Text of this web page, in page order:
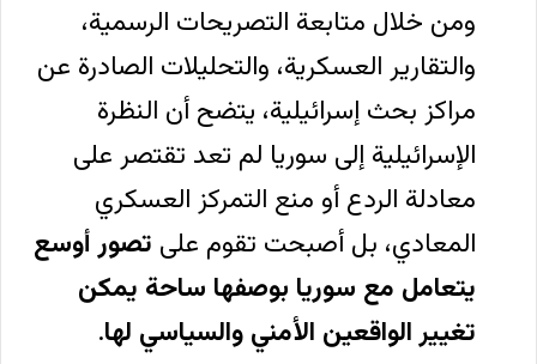
ومن خلال متابعة التصريحات الرسمية،
والتقارير العسكرية، والتحليلات الصادرة عن
مراكز بحث إسرائيلية، يتضح أن النظرة
الإسرائيلية إلى سوريا لم تعد تقتصر على
معادلة الردع أو منع التمركز العسكري
المعادي، بل أصبحت تقوم على تصور أوسع
يتعامل مع سوريا بوصفها ساحة يمكن
تغيير الواقعين الأمني والسياسي لها.